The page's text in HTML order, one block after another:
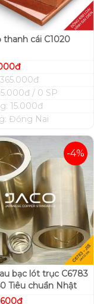
cái C1020
/ 0 SP
15.000đ
Đồng Nai
-4%
bạc lót trục C6783
Tiêu chuẩn Nhật